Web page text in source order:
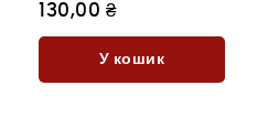
130,00 ₴
У кошик